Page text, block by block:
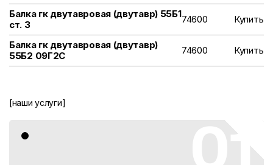
Балка гк двутавровая (двутавр) 55Б1
ст. 3
74600 Купить
Балка гк двутавровая (двутавр)
55Б2 09Г2С
74600 Купить
[наши услуги]